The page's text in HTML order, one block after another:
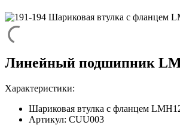
Линейный подшипник
Характеристики:
Шариковая втулка с фланцем
Артикул: CUU003